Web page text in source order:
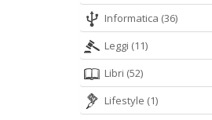
Informatica (36)
Leggi (11)
Libri (52)
Lifestyle (1)